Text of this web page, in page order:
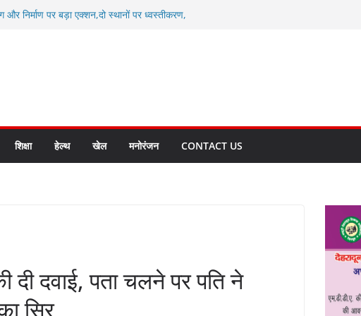
और निर्माण पर बड़ा एक्शन,दो स्थानों पर ध्वस्तीकरण,
टू ग्लोबल’ के संकल्प को आगे बढ़ा रही उत्तराखंड
के पदक विजेताओं और प्रशिक्षकों को
क्रीड़ा विश्वविद्यालय गौलापार के निर्माण कार्यों की
शिक्षा हेल्थ खेल मनोरंजन CONTACT US
दी दवाई, पता चलने पर पति ने
सिर